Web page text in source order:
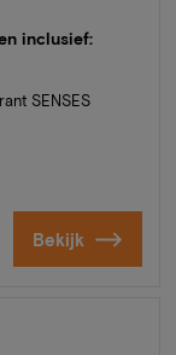
inclusief:
SENSES
Bekijk